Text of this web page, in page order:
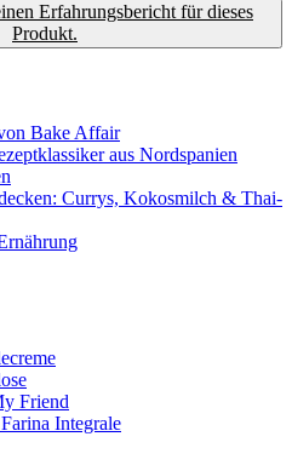
Erfahrungsbericht für dieses
Produkt.
Bake Affair
aus Nordspanien
Currys, Kokosmilch & Thai-
Friend
Integrale